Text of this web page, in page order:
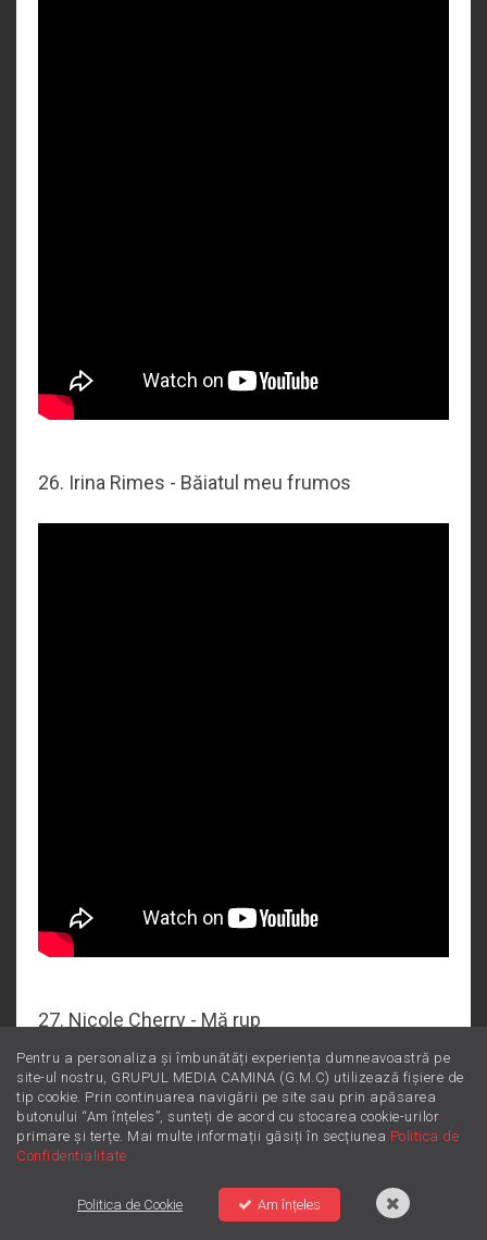
26. Irina Rimes - Băiatul meu frumos
27. Nicole Cherry - Mă rup
Pentru a personaliza și îmbunătăți experiența dumneavoastră pe
site-ul nostru, GRUPUL MEDIA CAMINA (G.M.C) utilizează fișiere de
tip cookie. Prin continuarea navigării pe site sau prin apăsarea
butonului “Am înțeles”, sunteți de acord cu stocarea cookie-urilor
primare și terțe. Mai multe informații găsiți în secțiunea Politica de
Confidentialitate
Politica de Cookie Am înțeles